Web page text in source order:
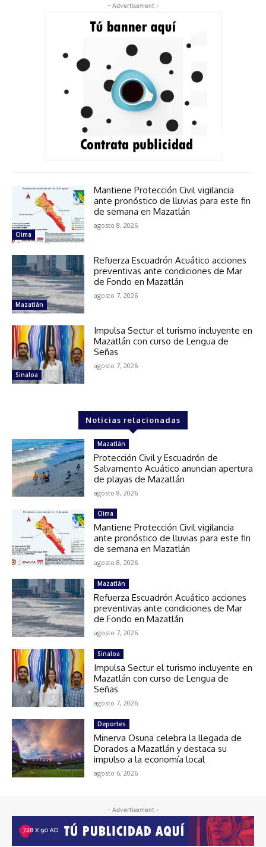
- Advertisement -
Clima
Mantiene Protección Civil vigilancia
ante pronóstico de lluvias para este fin
de semana en Mazatlán
agosto 8, 2026
Mazatlán
Refuerza Escuadrón Acuático acciones
preventivas ante condiciones de Mar
de Fondo en Mazatlán
agosto 7, 2026
Sinaloa
Impulsa Sectur el turismo incluyente en
Mazatlán con curso de Lengua de
Señas
agosto 7, 2026
Noticias relacionadas
Mazatlán
Protección Civil y Escuadrón de
Salvamento Acuático anuncian apertura
de playas de Mazatlán
agosto 8, 2026
Clima
Mantiene Protección Civil vigilancia
ante pronóstico de lluvias para este fin
de semana en Mazatlán
agosto 8, 2026
Mazatlán
Refuerza Escuadrón Acuático acciones
preventivas ante condiciones de Mar
de Fondo en Mazatlán
agosto 7, 2026
Sinaloa
Impulsa Sectur el turismo incluyente en
Mazatlán con curso de Lengua de
Señas
agosto 7, 2026
Deportes
Minerva Osuna celebra la llegada de
Dorados a Mazatlán y destaca su
impulso a la economía local
agosto 6, 2026
- Advertisement -